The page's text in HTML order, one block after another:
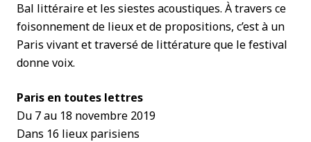
Bal littéraire et les siestes acoustiques. À travers ce
foisonnement de lieux et de propositions, c’est à un
Paris vivant et traversé de littérature que le festival
donne voix.
Paris en toutes lettres
Du 7 au 18 novembre 2019
Dans 16 lieux parisiens